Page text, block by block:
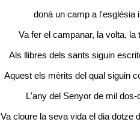
donà un camp a l'església
Va fer el campanar, la volta, la
Als llibres dels sants siguin
Aquest els mèrits del qual siguin
L'any del Senyor de mil
Va cloure la seva vida el dia dotze